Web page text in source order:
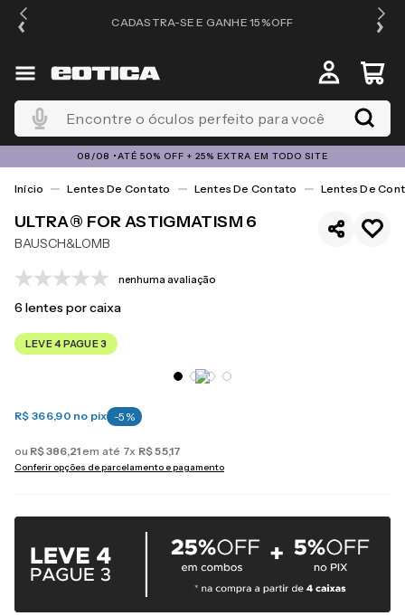
CADASTRA-SE E GANHE 15%OFF
Encontre o óculos perfeito para você
08/08 •ATÉ 50% OFF + 25% EXTRA EM TODO SITE
Lentes De Contato Lentes De Contato Lentes De
ULTRA® FOR ASTIGMATISM 6
BAUSCH&LOMB
nenhuma avaliação
6 lentes por caixa
LEVE 4 PAGUE 3
R$ 366,90 no pix -5 %
ou R$386,21 em até 7x R$55,17
Conferir opções de parcelamento e pagamento